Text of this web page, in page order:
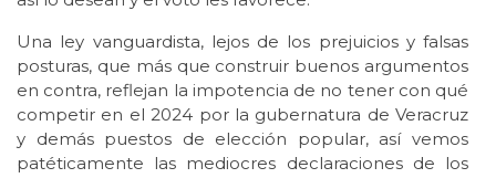
Una ley vanguardista, lejos de los prejuicios y falsas
posturas, que más que construir buenos argumentos
en contra, reflejan la impotencia de no tener con qué
competir en el 2024 por la gubernatura de Veracruz
y demás puestos de elección popular, así vemos
patéticamente las mediocres declaraciones de los